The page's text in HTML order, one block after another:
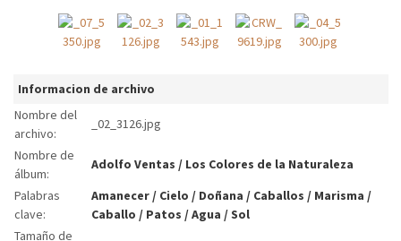
Informacion de archivo
Nombre del
archivo:
_02_3126.jpg
Nombre de
álbum:
Adolfo Ventas / Los Colores de la Naturaleza
Palabras
clave:
Amanecer/ Cielo / Doñana / Caballos / Marisma /
Caballo / Patos /Agua /Sol
Tamaño de